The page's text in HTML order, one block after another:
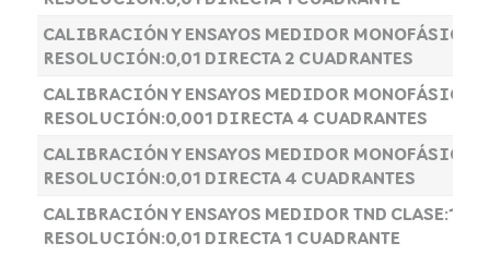
CALIBRACIÓN Y ENSAYOS MEDIDOR MONOFÁSICO
RESOLUCIÓN:0,01 DIRECTA 2 CUADRANTES
CALIBRACIÓN Y ENSAYOS MEDIDOR MONOFÁSICO
RESOLUCIÓN:0,001 DIRECTA 4 CUADRANTES
CALIBRACIÓN Y ENSAYOS MEDIDOR MONOFÁSICO
RESOLUCIÓN:0,01 DIRECTA 4 CUADRANTES
CALIBRACIÓN Y ENSAYOS MEDIDOR TND CLASE:1
RESOLUCIÓN:0,01 DIRECTA 1 CUADRANTE